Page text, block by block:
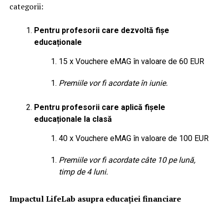
categorii:
Pentru profesorii care dezvoltă fișe
educaționale
15 x Vouchere eMAG în valoare de 60 EUR
Premiile vor fi acordate în iunie.
Pentru profesorii care aplică fișele
educaționale la clasă
40 x Vouchere eMAG în valoare de 100 EUR
Premiile vor fi acordate câte 10 pe lună,
timp de 4 luni.
Impactul LifeLab asupra educației financiare